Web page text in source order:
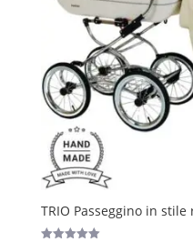
TRIO Passeggino in